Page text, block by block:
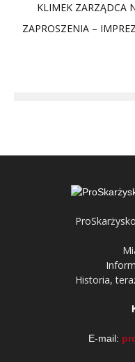
KLIMEK ZARZĄDCA
ZAPROSZENIA –
Historia,
E-mail: